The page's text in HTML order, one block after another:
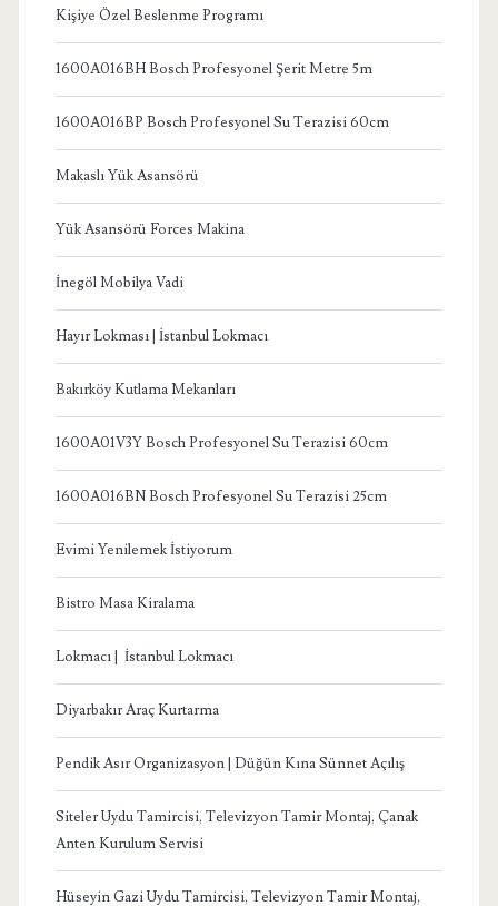
Kişiye Özel Beslenme Programı
1600A016BH Bosch Profesyonel Şerit Metre 5m
1600A016BP Bosch Profesyonel Su Terazisi 60cm
Makaslı Yük Asansörü
Yük Asansörü Forces Makina
İnegöl Mobilya Vadi
Hayır Lokması | İstanbul Lokmacı
Bakırköy Kutlama Mekanları
1600A01V3Y Bosch Profesyonel Su Terazisi 60cm
1600A016BN Bosch Profesyonel Su Terazisi 25cm
Evimi Yenilemek İstiyorum
Bistro Masa Kiralama
Lokmacı | İstanbul Lokmacı
Diyarbakır Araç Kurtarma
Pendik Asır Organizasyon | Düğün Kına Sünnet Açılış
Siteler Uydu Tamircisi, Televizyon Tamir Montaj, Çanak
Anten Kurulum Servisi
Hüseyin Gazi Uydu Tamircisi, Televizyon Tamir Montaj,